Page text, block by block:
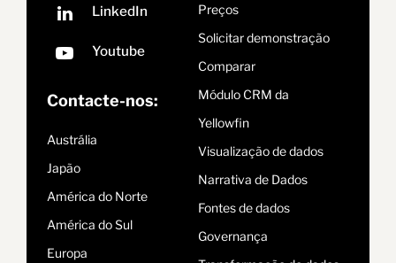
Contacte-nos:
Austrália
Japão
América do Norte
América do Sul
Europa
Preços
Solicitar demonstração
Comparar
Módulo CRM da
Yellowfin
Visualização de dados
Narrativa de Dados
Fontes de dados
Governança